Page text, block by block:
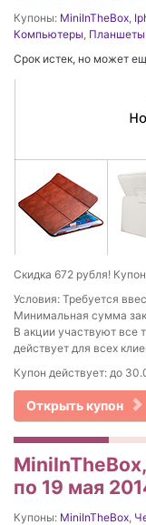
Купоны: MiniInTheBox
Компьютеры Планшеты
Срок истек, но может
Скидка 672 рубля!
Условия: Требуется
Минимальная сумма
В акции участвуют все
действует для всех
Купон действует: до
Открыть купон
по 19 мая
Купоны: MiniInTheBox